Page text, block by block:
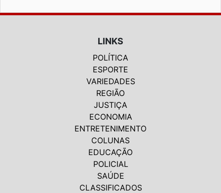
LINKS
POLÍTICA
ESPORTE
VARIEDADES
REGIÃO
JUSTIÇA
ECONOMIA
ENTRETENIMENTO
COLUNAS
EDUCAÇÃO
POLICIAL
SAÚDE
CLASSIFICADOS